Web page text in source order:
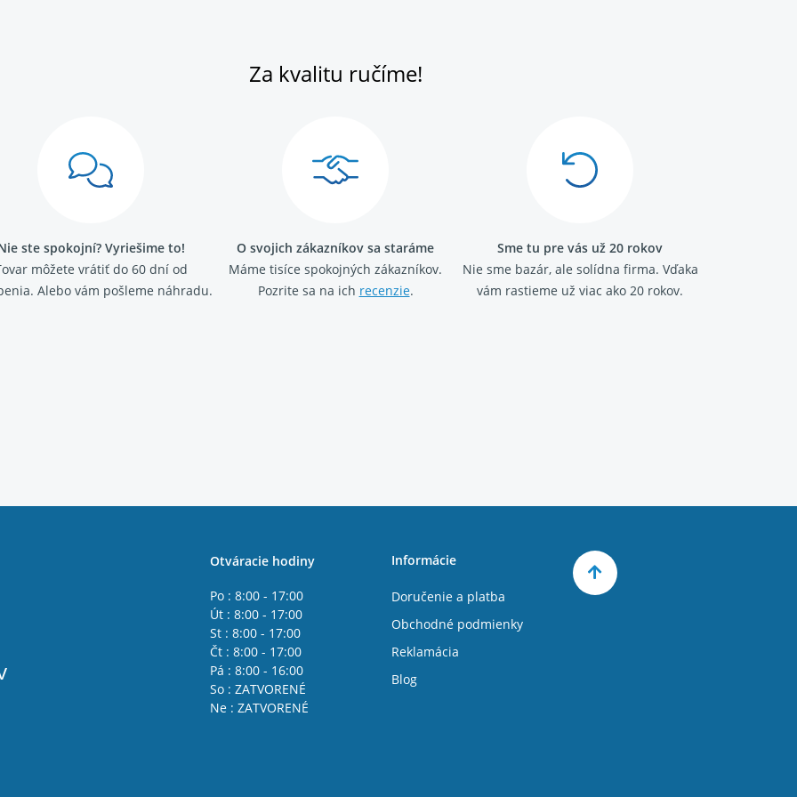
Za kvalitu ručíme!
ste spokojní? Vyriešime to!
môžete vrátiť do 60 dní od
Alebo vám pošleme náhradu.
O svojich zákazníkov sa staráme
Máme tisíce spokojných zákazníkov.
Pozrite sa na ich recenzie.
Sme tu pre vás už 20 rokov
Nie sme bazár, ale solídna firma. Vďaka
vám rastieme už viac ako 20 rokov.
Otváracie hodiny
Po : 8:00 - 17:00
Út : 8:00 - 17:00
St : 8:00 - 17:00
Čt : 8:00 - 17:00
Pá : 8:00 - 16:00
So : ZATVORENÉ
Ne : ZATVORENÉ
Informácie
Doručenie a platba
Obchodné podmienky
Reklamácia
Blog